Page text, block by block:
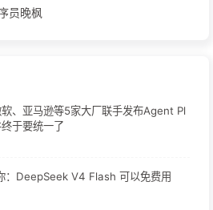
员晚枫
、亚马逊等5家大厂联手发布Agent Pl
于要统一了
：DeepSeek V4 Flash 可以免费用